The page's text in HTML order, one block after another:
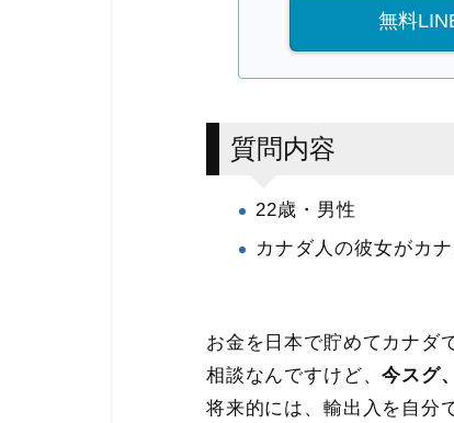
無料
質問内容
22歳・男性
カナダ人の彼女がカ
お金を日本で貯めてカナダ
相談なんですけど、今スグ
将来的には、輸出入を自分